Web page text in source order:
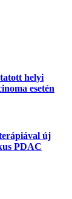
helyi
esetén
új
PDAC